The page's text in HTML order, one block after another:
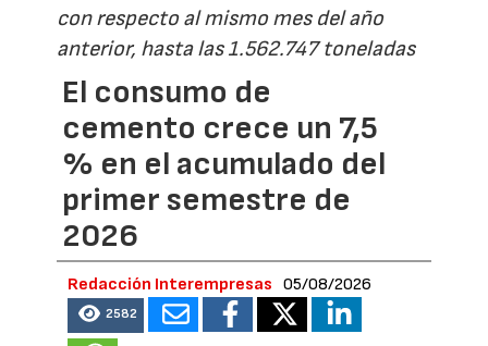
con respecto al mismo mes del año
anterior, hasta las 1.562.747 toneladas
El consumo de
cemento crece un 7,5
% en el acumulado del
primer semestre de
2026
Redacción Interempresas 05/08/2026
2582